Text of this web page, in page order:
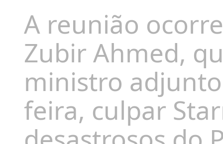
A reunião
Zubir Ahmed,
ministro
feira, culpar